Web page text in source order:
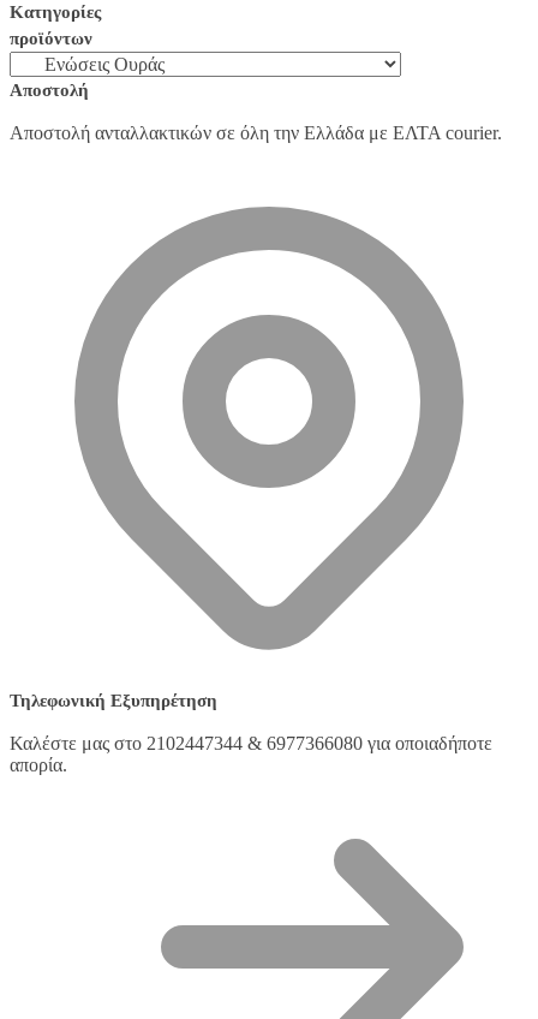
Κατηγορίες
προϊόντων
Αποστολή
Αποστολή ανταλλακτικών σε όλη την Ελλάδα με ΕΛΤΑ courier.
Τηλεφωνική Εξυπηρέτηση
Καλέστε μας στο 2102447344 & 6977366080 για οποιαδήποτε
απορία.